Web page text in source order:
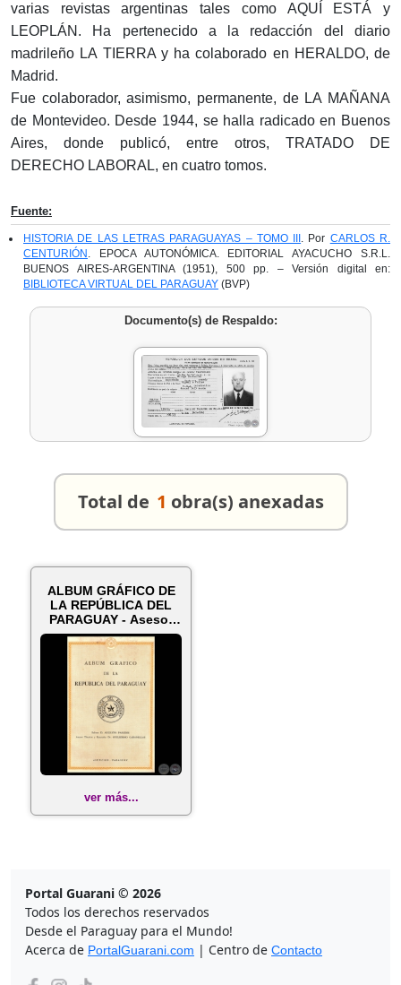
varias revistas argentinas tales como AQUÍ ESTÁ y
LEOPLÁN. Ha pertenecido a la redacción del diario
madrileño LA TIERRA y ha colaborado en HERALDO, de
Madrid.
Fue colaborador, asimismo, permanente, de LA MAÑANA
de Montevideo. Desde 1944, se halla radicado en Buenos
Aires, donde publicó, entre otros, TRATADO DE
DERECHO LABORAL, en cuatro tomos.
Fuente:
HISTORIA DE LAS LETRAS PARAGUAYAS – TOMO III . Por CARLOS R.
CENTURIÓN . EPOCA AUTONÓMICA. EDITORIAL AYACUCHO S.R.L.
BUENOS AIRES-ARGENTINA (1951), 500 pp. – Versión digital en:
BIBLIOTECA VIRTUAL DEL PARAGUAY (BVP)
Documento(s) de Respaldo:
Total de 1 obra(s) anexadas
ALBUM GRÁFICO DE
LA REPÚBLICA DEL
PARAGUAY - Asesor
técnico y Lit...
ver más...
Portal Guarani © 2026
Todos los derechos reservados
Desde el Paraguay para el Mundo!
Acerca de PortalGuarani.com | Centro de Contacto